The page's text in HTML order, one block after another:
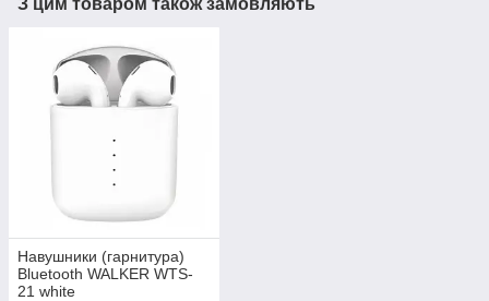
З цим товаром також замовляють
Навушники (гарнитура)
Bluetooth WALKER WTS-
21 white